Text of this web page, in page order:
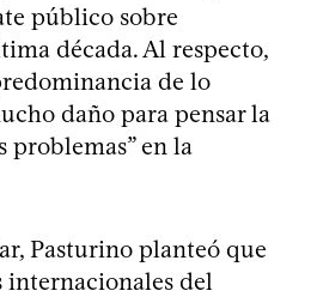
público sobre
década. Al respecto,
de lo
daño para pensar la
problemas” en la
Pasturino planteó que
internacionales del